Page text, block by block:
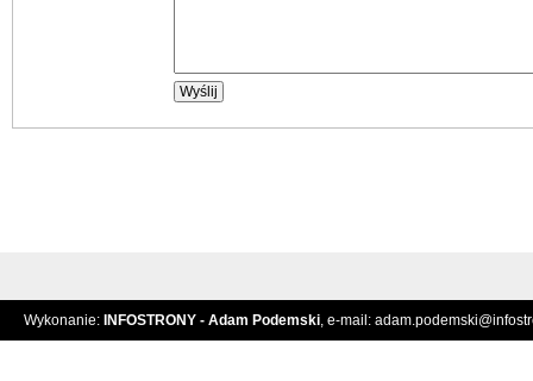
Wykonanie: INFOSTRONY - Adam Podemski, e-mail: